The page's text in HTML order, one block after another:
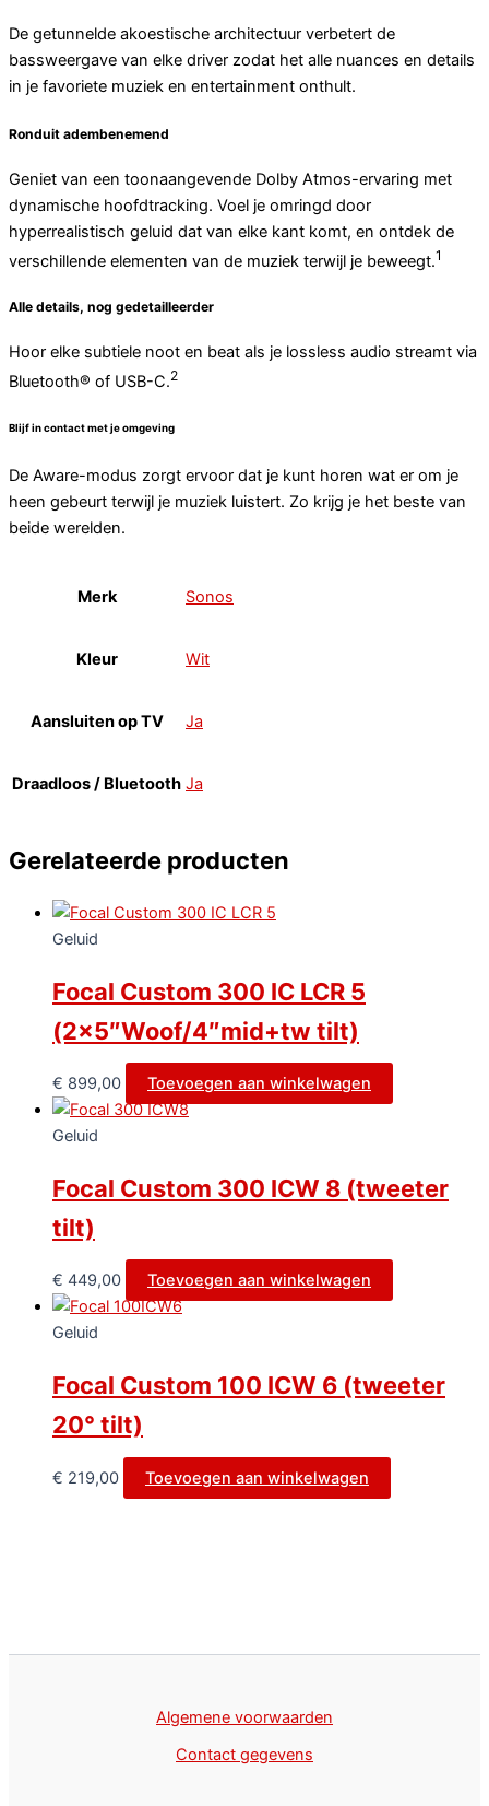
De getunnelde akoestische architectuur verbetert de
bassweergave van elke driver zodat het alle nuances en details
in je favoriete muziek en entertainment onthult.
Ronduit adembenemend
Geniet van een toonaangevende Dolby Atmos-ervaring met
dynamische hoofdtracking. Voel je omringd door
hyperrealistisch geluid dat van elke kant komt, en ontdek de
verschillende elementen van de muziek terwijl je beweegt.1
Alle details, nog gedetailleerder
Hoor elke subtiele noot en beat als je lossless audio streamt via
Bluetooth® of USB-C.2
Blijf in contact met je omgeving
De Aware-modus zorgt ervoor dat je kunt horen wat er om je
heen gebeurt terwijl je muziek luistert. Zo krijg je het beste van
beide werelden.
Merk Sonos
Kleur Wit
Aansluiten op TV Ja
Draadloos / Bluetooth Ja
Gerelateerde producten
Geluid
Focal Custom 300 IC LCR 5
(2×5″Woof/4″mid+tw tilt)
€ 899,00 Toevoegen aan winkelwagen
Geluid
Focal Custom 300 ICW 8 (tweeter
tilt)
€ 449,00 Toevoegen aan winkelwagen
Geluid
Focal Custom 100 ICW 6 (tweeter
20° tilt)
€ 219,00 Toevoegen aan winkelwagen
Algemene voorwaarden
Contact gegevens